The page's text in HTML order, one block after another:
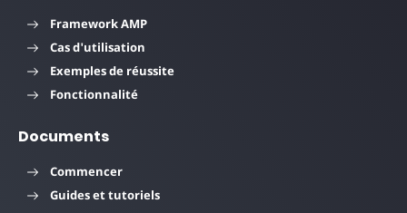
Framework AMP
Cas d'utilisation
Exemples de réussite
Fonctionnalité
Documents
Commencer
Guides et tutoriels